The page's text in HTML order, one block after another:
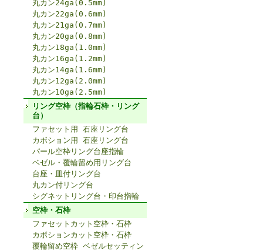
丸カン24ga(0.5mm)
丸カン22ga(0.6mm)
丸カン21ga(0.7mm)
丸カン20ga(0.8mm)
丸カン18ga(1.0mm)
丸カン16ga(1.2mm)
丸カン14ga(1.6mm)
丸カン12ga(2.0mm)
丸カン10ga(2.5mm)
リング空枠（指輪石枠・リング
台）
ファセット用 石座リング台
カボション用 石座リング台
パール空枠リング台座指輪
ベゼル・覆輪留め用リング台
台座・皿付リング台
丸カン付リング台
シグネットリング台・印台指輪
空枠・石枠
ファセットカット空枠・石枠
カボションカット空枠・石枠
覆輪留め空枠 ベゼルセッティン